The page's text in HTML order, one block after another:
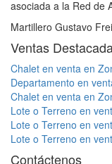
asociada a la Red de
Martillero Gustavo
Ventas
Chalet en venta en
Departamento en
Chalet en venta en
Lote o Terreno en
Lote o Terreno en
Lote o Terreno en
Contáctenos